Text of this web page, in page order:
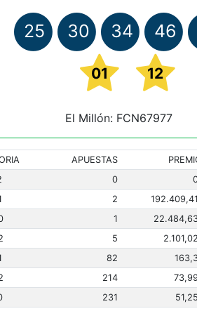
25 30 34 46
01 12
El Millón: FCN67977
APUESTAS
0
2
1
5
82
214
231